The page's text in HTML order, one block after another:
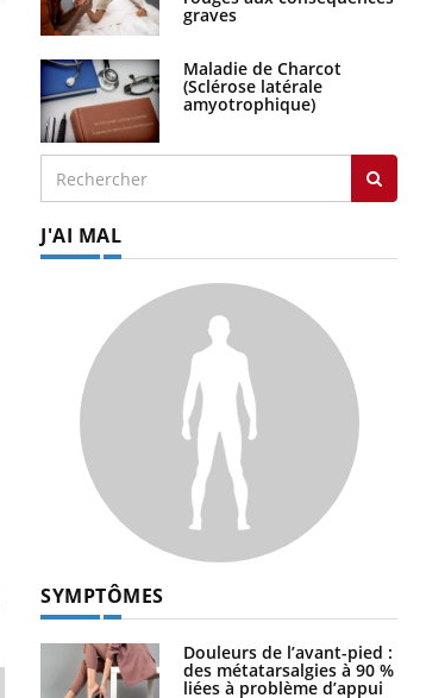
graves
Maladie de Charcot
(Sclérose latérale
amyotrophique)
J'AI MAL
SYMPTÔMES
Douleurs de l’avant-pied :
des métatarsalgies à 90 %
liées à problème d’appui